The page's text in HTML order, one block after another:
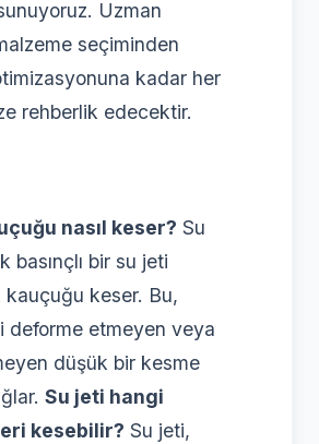
Uzman
seçiminden
kadar her
rehberlik edecektir.
nasıl keser? Su
basınçlı bir su jeti
kauçuğu keser. Bu,
deforme etmeyen veya
düşük bir kesme
Su jeti hangi
kesebilir? Su jeti,